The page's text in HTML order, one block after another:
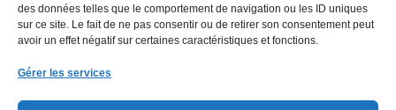
des données telles que le comportement de navigation ou les ID uniques
sur ce site. Le fait de ne pas consentir ou de retirer son consentement peut
avoir un effet négatif sur certaines caractéristiques et fonctions.
Gérer les services